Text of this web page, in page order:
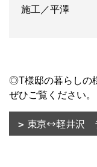
施工／平澤
◎T様邸の暮らしの
ぜひご覧ください。
東京↔軽井沢